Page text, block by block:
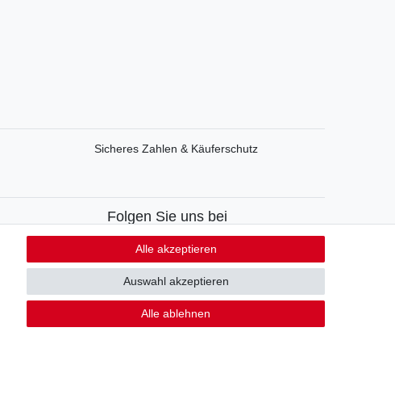
Sicheres Zahlen & Käuferschutz
Folgen Sie uns bei
Facebook
InstagramAlle akzeptieren
Alle ablehnen
Auswahl akzeptieren